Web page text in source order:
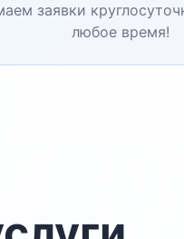
заявки
любое время!